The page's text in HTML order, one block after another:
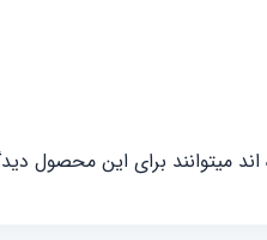
میتوانند برای این محصول